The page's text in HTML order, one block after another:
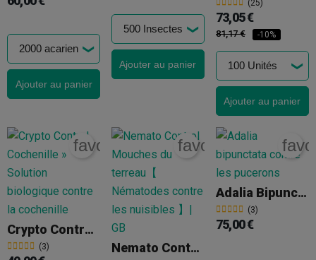
Ajouter au panier
Ajouter au panier
(25)
73,05 €
81,17 € -10%
Ajouter au panier
Crypto Control Cochenille
(3)
favorite_border
Nemato Control Mouche Du Terreau
favorite_border
Adalia Bipunctata Contre Les Pucerons
(3)
75,00 €